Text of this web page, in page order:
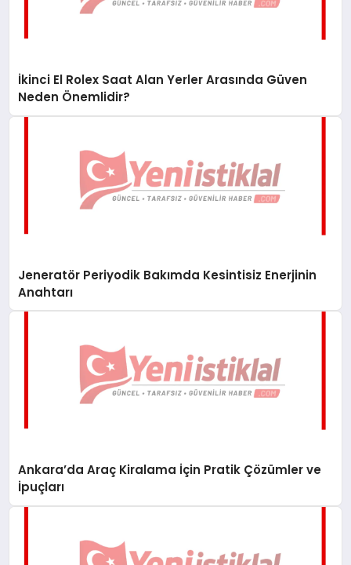
İkinci El Rolex Saat Alan Yerler Arasında Güven
Neden Önemlidir?
Jeneratör Periyodik Bakımda Kesintisiz Enerjinin
Anahtarı
Ankara’da Araç Kiralama İçin Pratik Çözümler ve
İpuçları